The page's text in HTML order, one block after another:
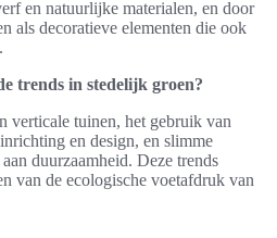
en natuurlijke materialen, en door
als decoratieve elementen die ook
trends in stedelijk groen?
verticale tuinen, het gebruik van
en design, en slimme
duurzaamheid. Deze trends
van de ecologische voetafdruk van